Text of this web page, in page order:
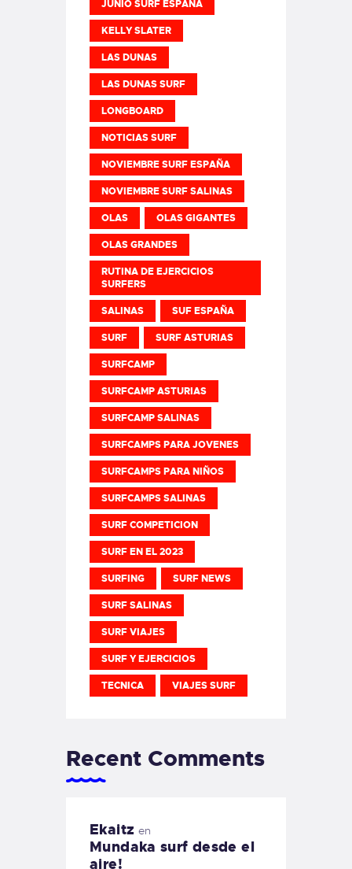
JUNIO SURF ESPAÑA
KELLY SLATER
LAS DUNAS
LAS DUNAS SURF
LONGBOARD
NOTICIAS SURF
NOVIEMBRE SURF ESPAÑA
NOVIEMBRE SURF SALINAS
OLAS OLAS GIGANTES
OLAS GRANDES
RUTINA DE EJERCICIOS
SURFERS
SALINAS SUF ESPAÑA
SURF SURF ASTURIAS
SURFCAMP
SURFCAMP ASTURIAS
SURFCAMP SALINAS
SURFCAMPS PARA JOVENES
SURFCAMPS PARA NIÑOS
SURFCAMPS SALINAS
SURF COMPETICION
SURF EN EL 2023
SURFING SURF NEWS
SURF SALINAS
SURF VIAJES
SURF Y EJERCICIOS
TECNICA VIAJES SURF
Recent Comments
Ekaitz en
Mundaka surf desde el
aire!